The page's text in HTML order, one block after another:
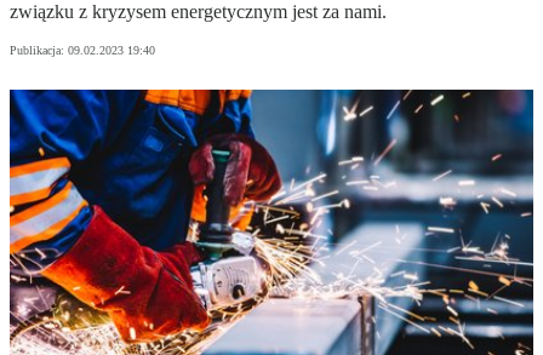
związku z kryzysem energetycznym jest za nami.
Publikacja: 09.02.2023 19:40